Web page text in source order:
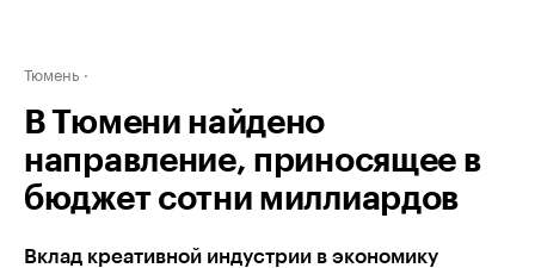
Тюмень
В Тюмени найдено
направление, приносящее в
бюджет сотни миллиардов
Вклад креативной индустрии в экономику